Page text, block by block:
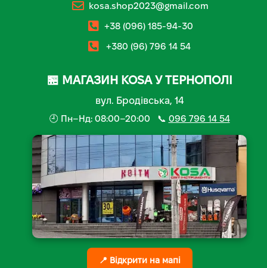
kosa.shop2023@gmail.com
+38 (096) 185-94-30
+380 (96) 796 14 54
🏪 МАГАЗИН KOSA У ТЕРНОПОЛІ
вул. Бродівська, 14
🕘 Пн–Нд: 08:00–20:00 📞 096 796 14 54
📍 Відкрити на мапі